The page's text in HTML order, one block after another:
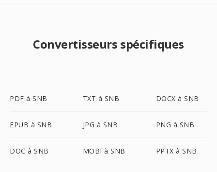
Convertisseurs spécifiques
PDF à SNB TXT à SNB DOCX à SNB
EPUB à SNB JPG à SNB PNG à SNB
DOC à SNB MOBI à SNB PPTX à SNB